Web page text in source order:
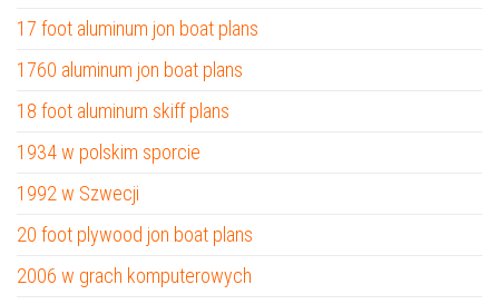
17 foot aluminum jon boat plans
1760 aluminum jon boat plans
18 foot aluminum skiff plans
1934 w polskim sporcie
1992 w Szwecji
20 foot plywood jon boat plans
2006 w grach komputerowych